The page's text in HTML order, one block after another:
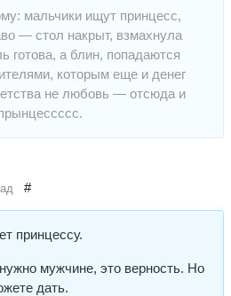
мальчики ищут принцесс,
— стол накрыт, взмахнула
готова, а блин, попадаются
которым еще и денег
не любовь — отсюда и
#
принцессу.
мужчине, это верность. Но
дать.